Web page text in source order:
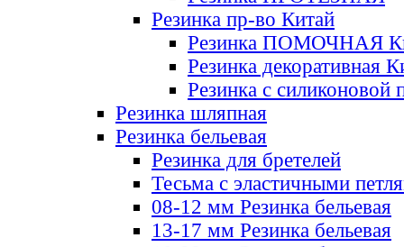
Резинка пр-во Китай
Резинка ПОМОЧНАЯ
Резинка декоративная
Резинка с силиконовой
Резинка шляпная
Резинка бельевая
Резинка для бретелей
Тесьма с эластичными
08-12 мм Резинка бельевая
13-17 мм Резинка бельевая